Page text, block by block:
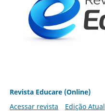
Revista Educare (Online)
Acessar revista
Edição Atual